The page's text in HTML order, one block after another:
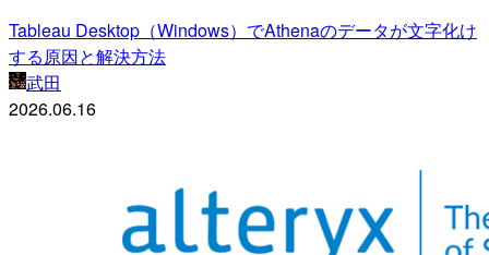
Tableau Desktop（Windows）でAthenaのデータが文字化け
する原因と解決方法
武田
2026.06.16